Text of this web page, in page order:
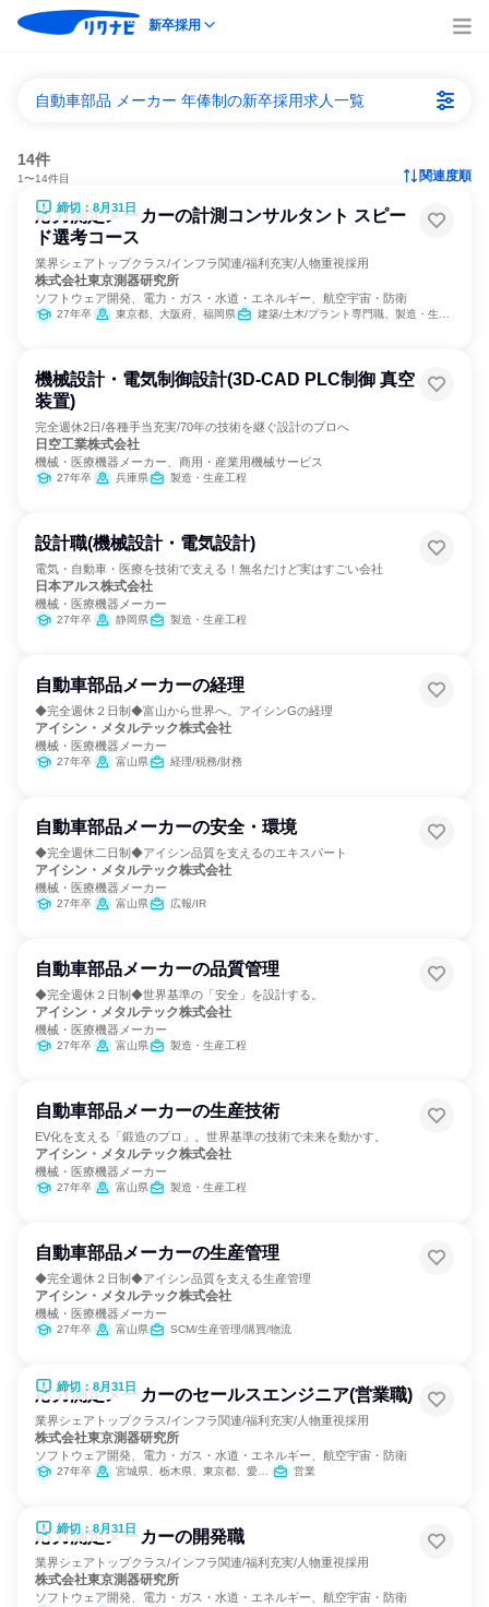
新卒採用
自動車部品 メーカー 年俸制の新卒採用求人一覧
14件
1〜14件目 関連度順
締切：8月31日
応力測定メーカーの計測コンサルタント スピー
ド選考コース
業界シェアトップクラス/インフラ関連/福利充実/人物重視採用
株式会社東京測器研究所
ソフトウェア開発、電力・ガス・水道・エネルギー、航空宇宙・防衛
27年卒 東京都、大阪府、福岡県 建築/土木/プラント専門職、製造・生産工程、経営/事業企画
機械設計・電気制御設計(3D-CAD PLC制御 真空
装置)
完全週休2日/各種手当充実/70年の技術を継ぐ設計のプロへ
日空工業株式会社
機械・医療機器メーカー、商用・産業用機械サービス
27年卒 兵庫県 製造・生産工程
設計職(機械設計・電気設計)
電気・自動車・医療を技術で支える！無名だけど実はすごい会社
日本アルス株式会社
機械・医療機器メーカー
27年卒 静岡県 製造・生産工程
自動車部品メーカーの経理
◆完全週休２日制◆富山から世界へ。アイシンGの経理
アイシン・メタルテック株式会社
機械・医療機器メーカー
27年卒 富山県 経理/税務/財務
自動車部品メーカーの安全・環境
◆完全週休二日制◆アイシン品質を支えるのエキスパート
アイシン・メタルテック株式会社
機械・医療機器メーカー
27年卒 富山県 広報/IR
自動車部品メーカーの品質管理
◆完全週休２日制◆世界基準の「安全」を設計する。
アイシン・メタルテック株式会社
機械・医療機器メーカー
27年卒 富山県 製造・生産工程
自動車部品メーカーの生産技術
EV化を支える「鍛造のプロ」。世界基準の技術で未来を動かす。
アイシン・メタルテック株式会社
機械・医療機器メーカー
27年卒 富山県 製造・生産工程
自動車部品メーカーの生産管理
◆完全週休２日制◆アイシン品質を支える生産管理
アイシン・メタルテック株式会社
機械・医療機器メーカー
27年卒 富山県 SCM/生産管理/購買/物流
締切：8月31日
応力測定メーカーのセールスエンジニア(営業職)
業界シェアトップクラス/インフラ関連/福利充実/人物重視採用
株式会社東京測器研究所
ソフトウェア開発、電力・ガス・水道・エネルギー、航空宇宙・防衛
27年卒 宮城県、栃木県、東京都、愛知県、大阪府、福岡県 営業
締切：8月31日
応力測定メーカーの開発職
業界シェアトップクラス/インフラ関連/福利充実/人物重視採用
株式会社東京測器研究所
ソフトウェア開発、電力・ガス・水道・エネルギー、航空宇宙・防衛